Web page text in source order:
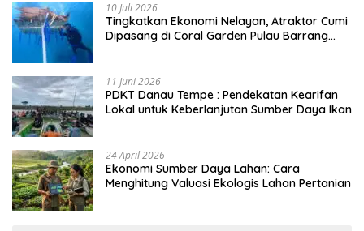
10 Juli 2026
Tingkatkan Ekonomi Nelayan, Atraktor Cumi
Dipasang di Coral Garden Pulau Barrang
11 Juni 2026
PDKT Danau Tempe : Pendekatan Kearifan
Lokal untuk Keberlanjutan Sumber Daya Ikan
24 April 2026
Ekonomi Sumber Daya Lahan: Cara
Menghitung Valuasi Ekologis Lahan Pertanian